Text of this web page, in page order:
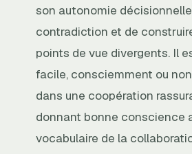
son autonomie
contradiction et de
points de vue divergents. Il
facile, consciemment ou
dans une coopération
donnant bonne conscience
vocabulaire de la